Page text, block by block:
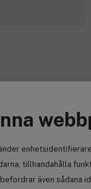
tillhandahålla
även sådana